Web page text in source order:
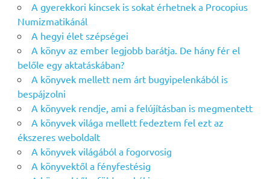
A gyerekkori kincsek is sokat érhetnek a Procopius
Numizmatikánál
A hegyi élet szépségei
A könyv az ember legjobb barátja. De hány fér el
belőle egy aktatáskában?
A könyvek mellett nem árt bugyipelenkából is
bespájzolni
A könyvek rendje, ami a felújításban is megmentett
A könyvek világa mellett fedeztem fel ezt az
ékszeres weboldalt
A könyvek világából a fogorvosig
A könyvektől a fényfestésig